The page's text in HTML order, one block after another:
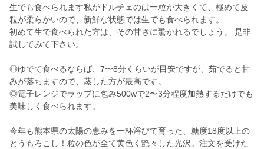
生でも食べられます私がドルチェのは一粒が大きくて、極めて皮
粒が柔らかいので、新鮮な状態では生でも食べられます。
初めて生で食べられた方は、その甘さに驚かれるでしょう。 是非
試してみて下さい。
◎ゆでて食べるならば、7〜8分くらいが目安ですが、茹でると甘
みが落ちますので、蒸した方が最高です。
◎電子レンジでラップに包み500wで2〜3分程度加熱するだけでも
美味しく食べられます。
今年も熊本県の太陽の恵みを一杯浴びて育った、糖度18度以上の
とうもろこし！粒の色が全て黄色く艶々した光沢。注文を受けた